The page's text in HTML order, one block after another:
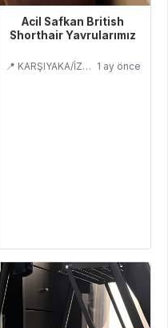
Acil Safkan British
Shorthair Yavrularımız
📍 KARŞIYAKA/İZMİR 1 ay önce